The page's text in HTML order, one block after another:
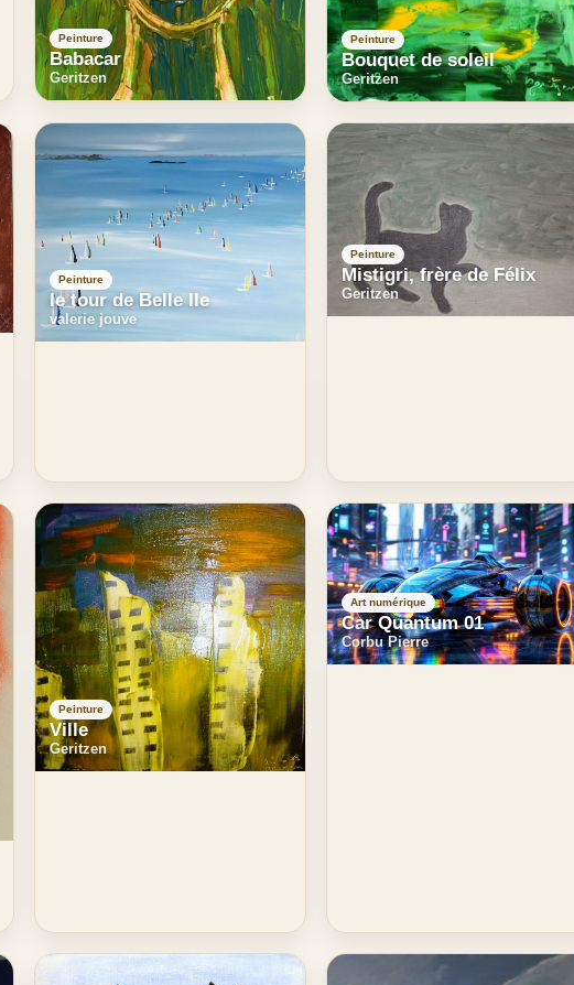
Peinture
Babacar
Geritzen
Peinture
Bouquet de soleil
Geritzen
Peinture
le tour de Belle Ile
valerie jouve
Peinture
Mistigri, frère de Félix
Geritzen
Peinture
Ville
Geritzen
Art numérique
Car Quantum 01
Corbu Pierre